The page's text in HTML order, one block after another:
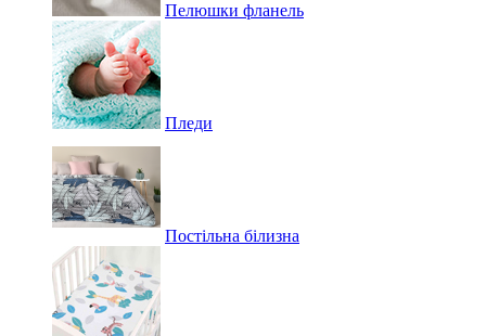
Пелюшки фланель
Пледи
Постільна білизна